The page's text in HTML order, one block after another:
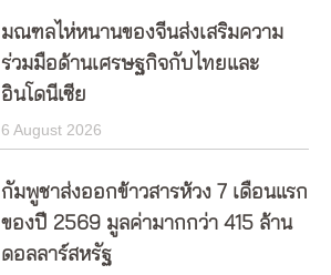
มณฑลไห่หนานของจีนส่งเสริมความ
ร่วมมือด้านเศรษฐกิจกับไทยและ
อินโดนีเซีย
6 August 2026
กัมพูชาส่งออกข้าวสารห้วง 7 เดือนแรก
ของปี 2569 มูลค่ามากกว่า 415 ล้าน
ดอลลาร์สหรัฐ